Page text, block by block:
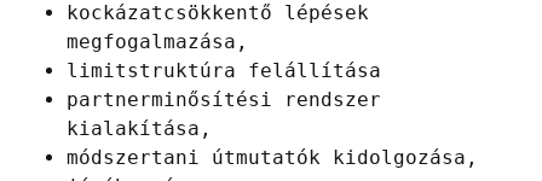
kockázatcsökkentő lépések
megfogalmazása,
limitstruktúra felállítása
partnerminősítési rendszer
kialakítása,
módszertani útmutatók kidolgozása,